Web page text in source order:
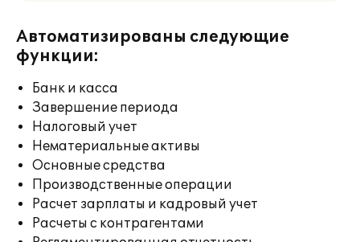
Автоматизированы следующие
функции:
Банк и касса
Завершение периода
Налоговый учет
Нематериальные активы
Основные средства
Производственные операции
Расчет зарплаты и кадровый учет
Расчеты с контрагентами